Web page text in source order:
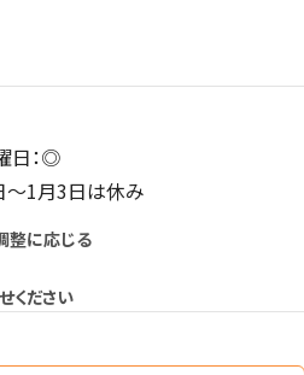
日：◎
～1月3日は休み
整に応じる
ください